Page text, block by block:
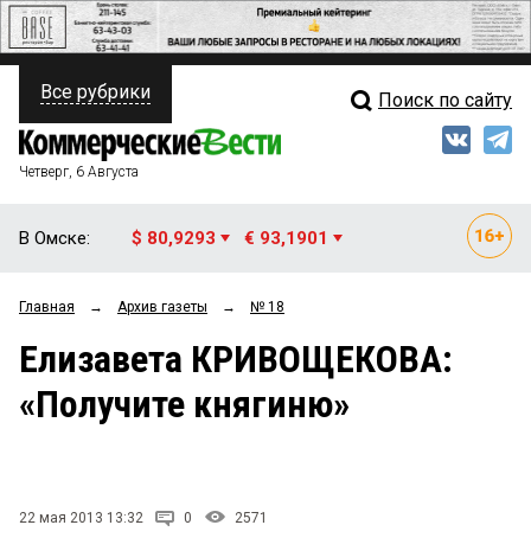
ПОЛИТИКА
ФИНАНСЫ
ОБЩЕСТВО
ЗАКОН
НОВОСТИ КОМПАНИЙ
Свежий выпуск
Рейтинги
Блоги
Все рубрики Поиск по сайту
Четверг, 6 Августа
В Омске: $ 80,9293 € 93,1901
Главная → Архив газеты → № 18
Елизавета КРИВОЩЕКОВА:
«Получите княгиню»
22 мая 2013 13:32 0 2571